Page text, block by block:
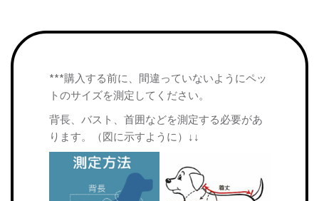
***購入する前に、間違っていないようにペッ
トのサイズを測定してください。
背長、バスト、首囲などを測定する必要があ
ります。（図に示すように）↓↓